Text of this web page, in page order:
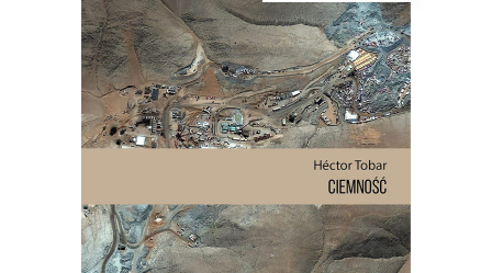
CIEMNOŚĆ
W wyniku katastrofy 625 metrów
pod ziemią, w ciemności, wilgoci, bez
jedzenia i wody pitnej zostało
uwięzionych 33 mężczyzn. Spędzili
pod ziemią 69 dni. To historia o
męstwie, odwadze i o granicach, do